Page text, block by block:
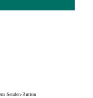
Senden-Button